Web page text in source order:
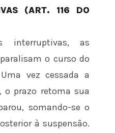
(ART. 116 DO
interruptivas, as
o curso do
vez cessada a
o prazo retoma sua
somando-se o
à suspensão.